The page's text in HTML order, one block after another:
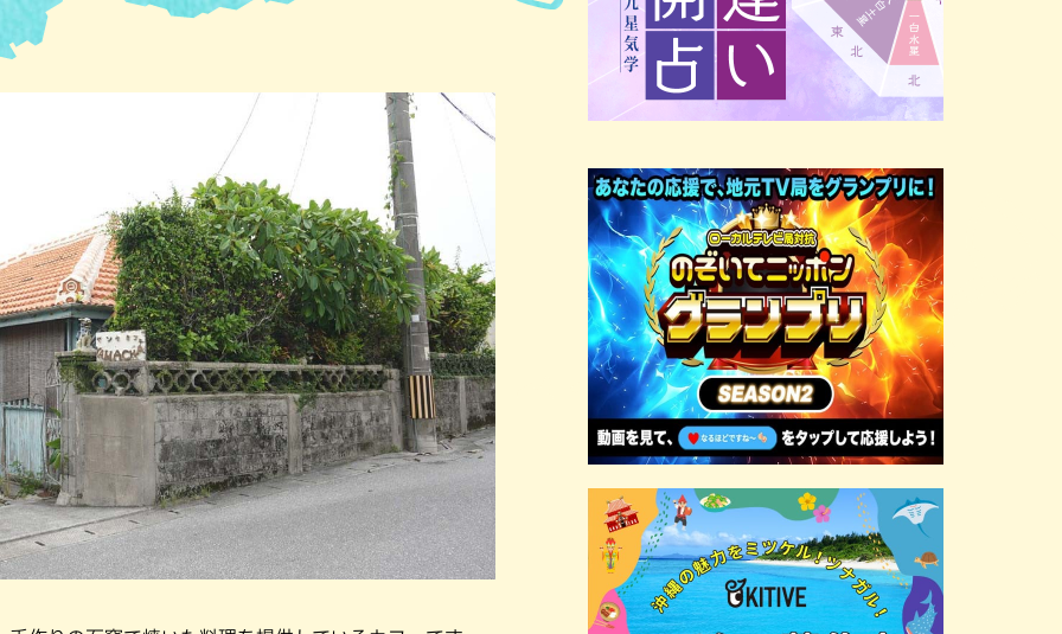
肉料理 居酒屋・バー
イキング
タコス・タコライス